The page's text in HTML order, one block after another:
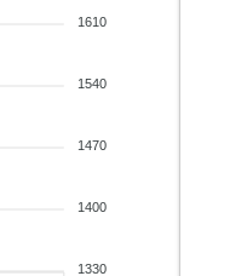
1610
1540
1470
1400
1330